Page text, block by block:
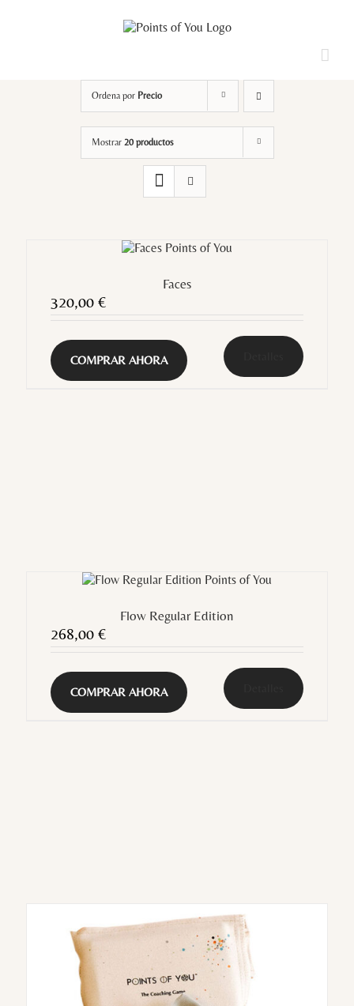
Loading...
Ordena por Precio
Mostrar 20 productos
Faces
320,00 €
COMPRAR AHORA
Flow Regular Edition
268,00 €
COMPRAR AHORA